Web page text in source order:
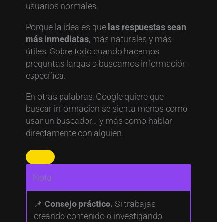
usuarios normales.
Porque la idea es que las respuestas sean
más inmediatas, más naturales y más
útiles. Sobre todo cuando hacemos
preguntas largas o buscamos información
específica.
En otras palabras, Google quiere que
buscar información se sienta menos como
usar un buscador… y más como hablar
directamente con alguien.
Nota
📌 Consejo práctico. Si trabajas
creando contenido o investigando